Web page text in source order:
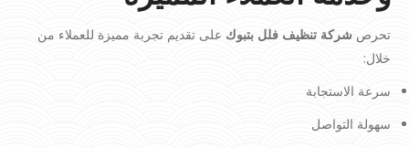
تحرص شركة تنظيف فلل بتبوك على تقديم تجربة مميزة للعملاء من
خلال:
سرعة الاستجابة
سهولة التواصل